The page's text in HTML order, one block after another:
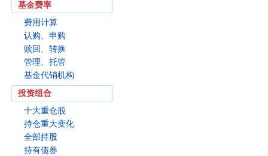
基金费率
费用计算
认购、申购
赎回、转换
管理、托管
基金代销机构
投资组合
十大重仓股
持仓重大变化
全部持股
持有债券